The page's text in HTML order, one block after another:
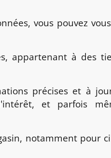
vous pouvez
appartenant à des
précises et à
et parfois
notamment pour